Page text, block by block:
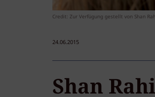
Credit: Zur Verfügung gestellt von Shan
24.06.2015
Shan